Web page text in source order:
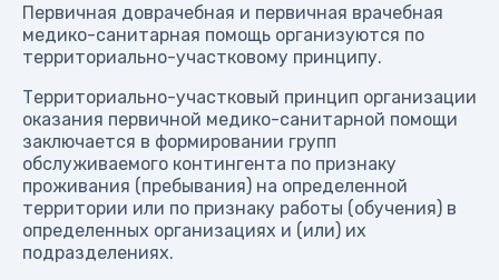
Первичная доврачебная и первичная врачебная
медико-санитарная помощь организуются по
территориально-участковому принципу.
Территориально-участковый принцип организации
оказания первичной медико-санитарной помощи
заключается в формировании групп
обслуживаемого контингента по признаку
проживания (пребывания) на определенной
территории или по признаку работы (обучения) в
определенных организациях и (или) их
подразделениях.